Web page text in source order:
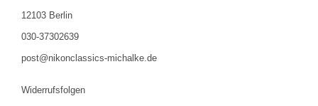
12103 Berlin
030-37302639
post@nikonclassics-michalke.de
Widerrufsfolgen